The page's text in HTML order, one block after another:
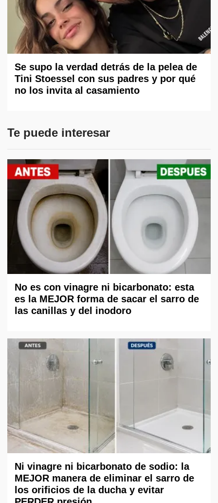
Se supo la verdad detrás de la pelea de
Tini Stoessel con sus padres y por qué
no los invita al casamiento
Te puede interesar
No es con vinagre ni bicarbonato: esta
es la MEJOR forma de sacar el sarro de
las canillas y del inodoro
Ni vinagre ni bicarbonato de sodio: la
MEJOR manera de eliminar el sarro de
los orificios de la ducha y evitar